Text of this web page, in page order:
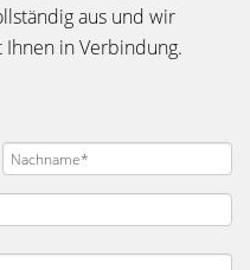
aus und wir
in Verbindung.